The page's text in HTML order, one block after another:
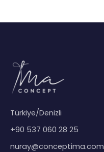
Türkiye/Denizli
+90 537 060 28 25
nuray@conceptima.com